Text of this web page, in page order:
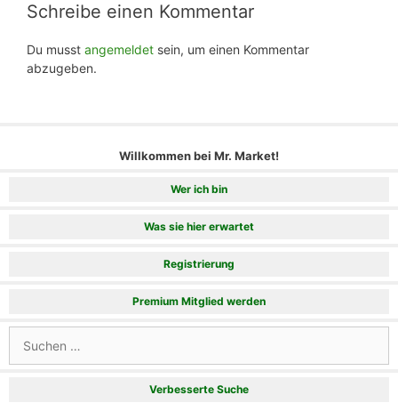
Schreibe einen Kommentar
Du musst angemeldet sein, um einen Kommentar
abzugeben.
Willkommen bei Mr. Market!
Wer ich bin
Was sie hier erwartet
Registrierung
Premium Mitglied werden
nach:
Verbesserte Suche